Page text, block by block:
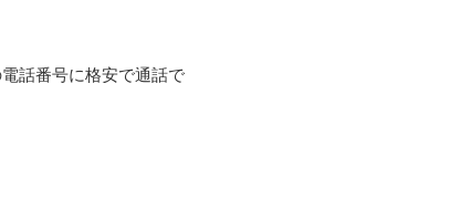
話番号に格安で通話で